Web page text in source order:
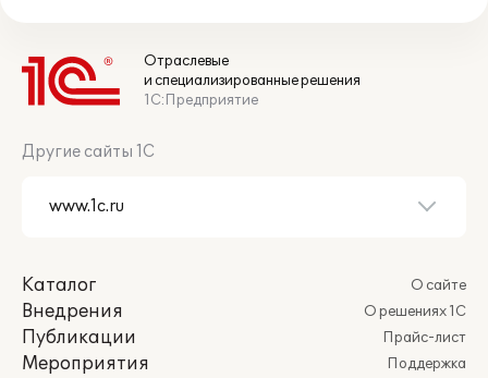
Отраслевые
и специализированные решения
1С:Предприятие
Другие сайты 1С
Каталог
Внедрения
Публикации
Мероприятия
О сайте
О решениях 1С
Прайс-лист
Поддержка